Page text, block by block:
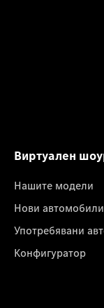
Виртуален
Нашите модели
Нови автомобили
Употребявани
Конфигуратор